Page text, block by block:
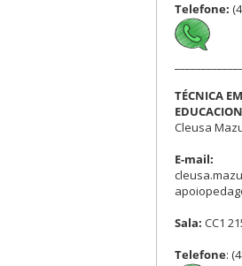
Telefone:
TÉCNICA
Cleusa
E-mail:
Sala: CC1
Telefone: